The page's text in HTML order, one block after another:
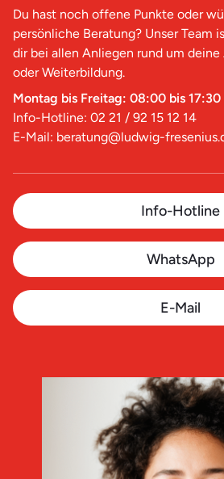
Du hast noch offene Punkte oder
persönliche Beratung? Unser Team
dir bei allen Anliegen rund um
oder Weiterbildung.
Montag bis Freitag: 08:00 bis 17:30
Info-Hotline: 02 21 / 92 15 12 14
E-Mail: beratung@ludwig-
Info-Hotline
WhatsApp
E-Mail